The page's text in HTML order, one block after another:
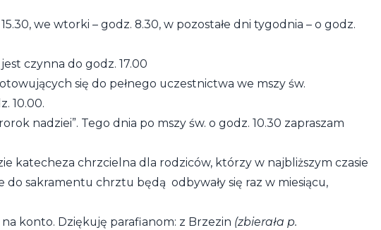
we wtorki – godz. 8.30, w pozostałe dni tygodnia – o godz.
czynna do godz. 17.00
się do pełnego uczestnictwa we mszy św.
10.00.
nadziei”. Tego dnia po mszy św. o godz. 10.30 zapraszam
katecheza chrzcielna dla rodziców, którzy w najbliższym czasie
sakramentu chrztu będą odbywały się raz w miesiącu,
konto. Dziękuję parafianom: z Brzezin (zbierała p.